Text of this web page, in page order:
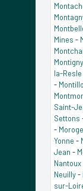
Mines -
la-Resle
-
Saint-
Settons
-
Yonne -
Jean -
Nantoux
Neuilly-
sur-